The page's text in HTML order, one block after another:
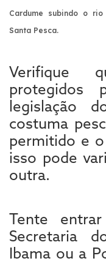
Cardume subindo o
Santa Pesca.
Verifique
legislação
costuma
permitido e
isso pode
outra.
Tente
Secretaria
Ibama ou a